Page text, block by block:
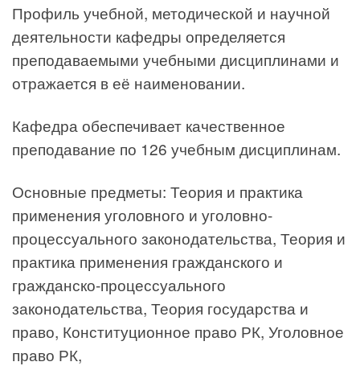
Профиль учебной, методической и научной
деятельности кафедры определяется
преподаваемыми учебными дисциплинами и
отражается в её наименовании.
Кафедра обеспечивает качественное
преподавание по 126 учебным дисциплинам.
Основные предметы: Теория и практика
применения уголовного и уголовно-
процессуального законодательства, Теория и
практика применения гражданского и
гражданско-процессуального
законодательства, Теория государства и
право, Конституционное право РК, Уголовное
право РК,